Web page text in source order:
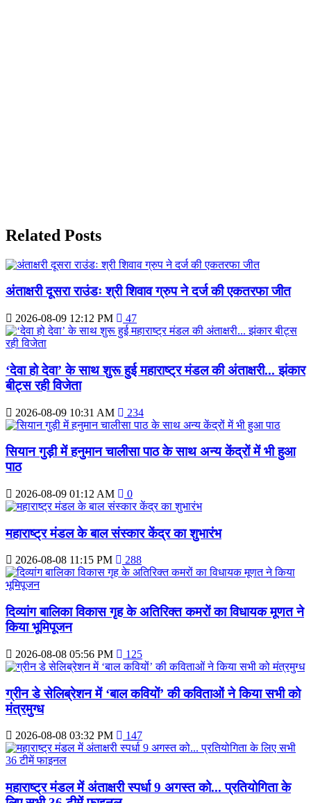
Related Posts
अंताक्षरी दूसरा राउंडः श्री शिवाव ग्रुप ने दर्ज की एकतरफा जीत
2026-08-09 12:12 PM 47
‘देवा हो देवा’ के साथ शुरू हुई महाराष्ट्र मंडल की अंताक्षरी... झंकार
बीट्स रही विजेता
2026-08-09 10:31 AM 234
सियान गुड़ी में हनुमान चालीसा पाठ के साथ अन्य केंद्रों में भी हुआ
पाठ
2026-08-09 01:12 AM 0
महाराष्‍ट्र मंडल के बाल संस्‍कार केंद्र का शुभारंभ
2026-08-08 11:15 PM 288
दिव्‍यांग बालिका विकास गृह के अतिरिक्‍त कमरों का विधायक मूणत ने
किया भूमिपूजन
2026-08-08 05:56 PM 125
ग्रीन डे सेलिब्रेशन में ‘बाल कवियों’ की कविताओं ने किया सभी को
मंत्रमुग्ध
2026-08-08 03:32 PM 147
महाराष्‍ट्र मंडल में अंताक्षरी स्पर्धा 9 अगस्त को... प्रतियोगिता के